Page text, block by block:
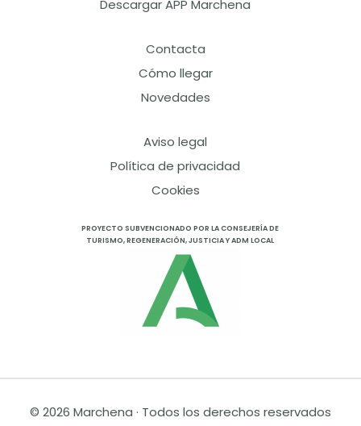
Descargar APP Marchena
Contacta
Cómo llegar
Novedades
Aviso legal
Política de privacidad
Cookies
PROYECTO SUBVENCIONADO POR LA CONSEJERÍA DE
TURISMO, REGENERACIÓN, JUSTICIA Y ADM LOCAL
© 2026 Marchena · Todos los derechos reservados